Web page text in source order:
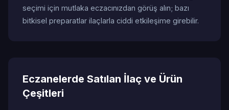
seçimi için mutlaka eczacınızdan görüş alın; bazı
bitkisel preparatlar ilaçlarla ciddi etkileşime girebilir.
Eczanelerde Satılan İlaç ve Ürün
Çeşitleri